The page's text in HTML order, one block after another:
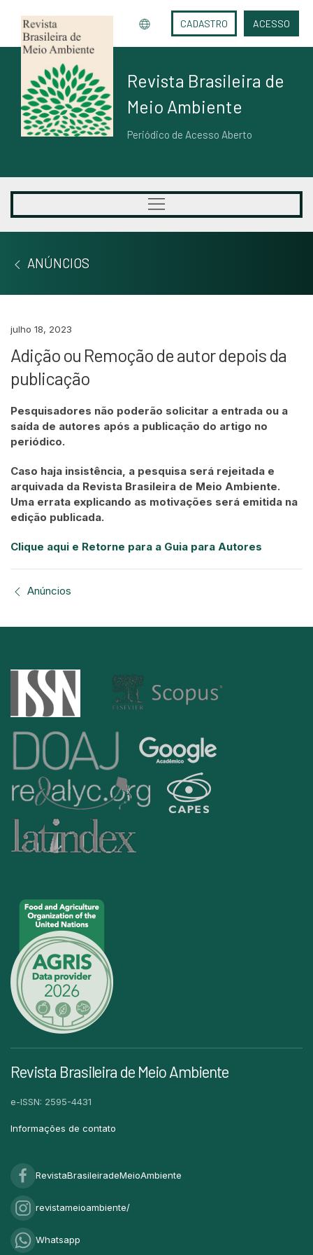
CADASTRO ACESSO
Revista Brasileira de
Meio Ambiente
Periódico de Acesso Aberto
ANÚNCIOS
julho 18, 2023
Adição ou Remoção de autor depois da
publicação
Pesquisadores não poderão solicitar a entrada ou a
saída de autores após a publicação do artigo no
periódico.
Caso haja insistência, a pesquisa será rejeitada e
arquivada da Revista Brasileira de Meio Ambiente.
Uma errata explicando as motivações será emitida na
edição publicada.
Clique aqui e Retorne para a Guia para Autores
Anúncios
Revista Brasileira de Meio Ambiente
e-ISSN: 2595-4431
Informações de contato
RevistaBrasileiradeMeioAmbiente
revistameioambiente/
Whatsapp